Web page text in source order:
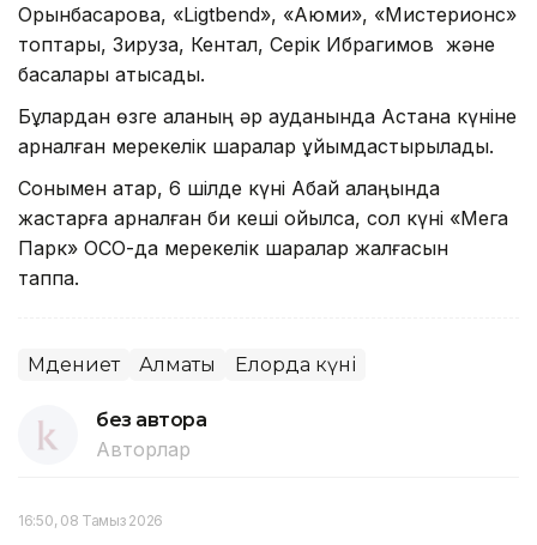
Орынбасарова, «Ligtbend», «Аюми», «Мистерионс»
топтары, Зируза, Кентал, Серік Ибрагимов және
басқалары қатысады.
Бұлардан өзге қаланың әр ауданында Астана күніне
арналған мерекелік шаралар ұйымдастырылады.
Сонымен қатар, 6 шілде күні Абай алаңында
жастарға арналған би кеші қойылса, сол күні «Мега
Парк» ОСО-да мерекелік шаралар жалғасын
таппақ.
Мәдениет Алматы Елорда күні
без автора
Авторлар
16:50, 08 Тамыз 2026